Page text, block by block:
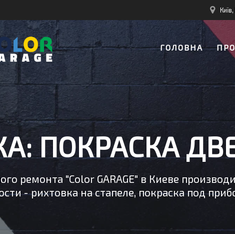
ГОЛОВНА
ПОКРАСКА
ремонта "Color GARAGE" в Киеве
- рихтовка на стапеле, покраска под